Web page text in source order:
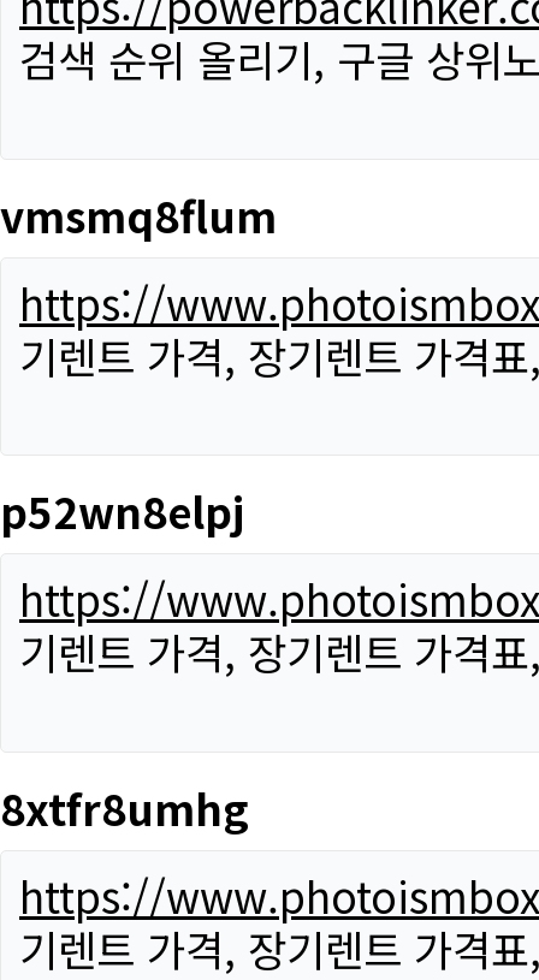
검색 순위 올리기, 구글 상위
vmsmq8flum
https://
기렌트 가격, 장기렌트 가격
p52wn8elpj
https://
기렌트 가격, 장기렌트 가격
8xtfr8umhg
https://
기렌트 가격, 장기렌트 가격